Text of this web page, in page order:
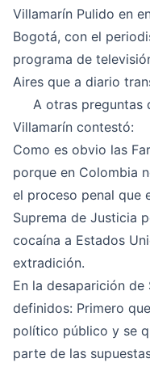
Villamarín Pulido en
Bogotá, con el
programa de
Aires que a diario
A otras preguntas
Villamarín contestó:
Como es obvio las
porque en Colombia
el proceso penal que
Suprema de Justicia
cocaína a Estados
extradición.
En la desaparición
definidos: Primero
político público y se
parte de las